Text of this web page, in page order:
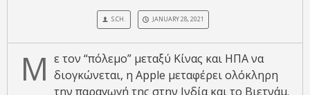
S.CH. JANUARY 28, 2021
Μ ε τον “πόλεμο” μεταξύ Κίνας και ΗΠΑ να
διογκώνεται, η Apple μεταφέρει ολόκληρη
την παραγωγή της στην Ινδία και το Βιετνάμ.